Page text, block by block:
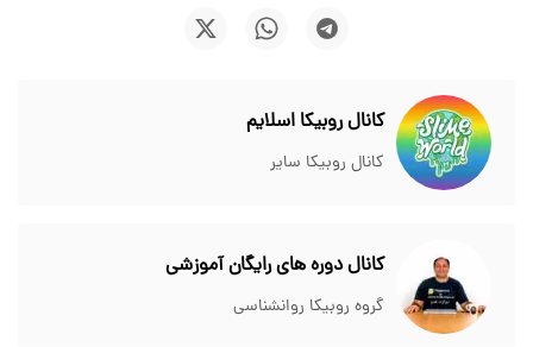
کانال روبیکا اسلایم
کانال روبیکا سایر
کانال دوره های رایگان آموزشی
گروه روبیکا روانشناسی